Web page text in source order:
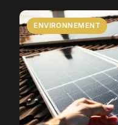
ENVIRONNEMENT